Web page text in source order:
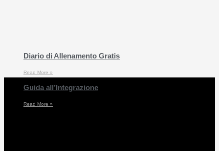
Diario di Allenamento Gratis
Read More »
Guida all’Integrazione
Read More »